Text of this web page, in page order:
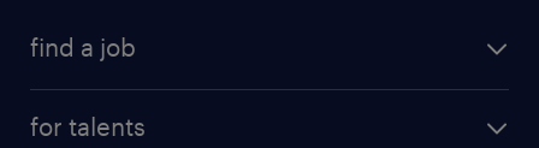
find a job
for talents